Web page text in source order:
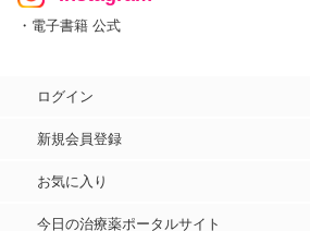
・電子書籍 公式
ログイン
新規会員登録
お気に入り
今日の治療薬ポータルサイト